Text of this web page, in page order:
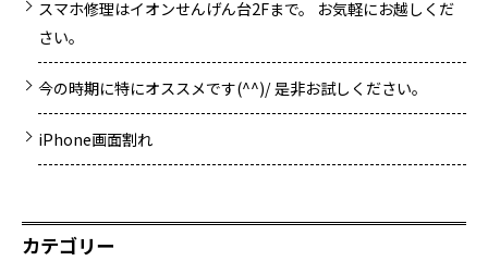
スマホ修理はイオンせんげん台2Fまで。 お気軽にお越しくだ
さい。
今の時期に特にオススメです(^^)/ 是非お試しください。
iPhone画面割れ
カテゴリー